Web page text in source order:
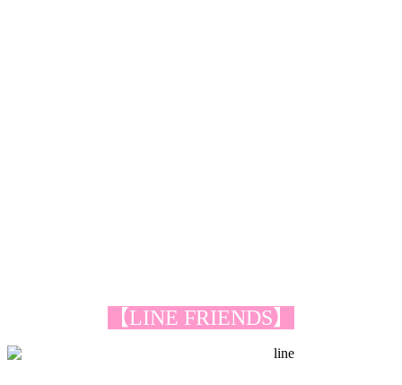
【LINE FRIENDS】